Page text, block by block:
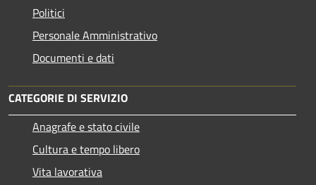
Politici
Personale Amministrativo
Documenti e dati
CATEGORIE DI SERVIZIO
Anagrafe e stato civile
Cultura e tempo libero
Vita lavorativa